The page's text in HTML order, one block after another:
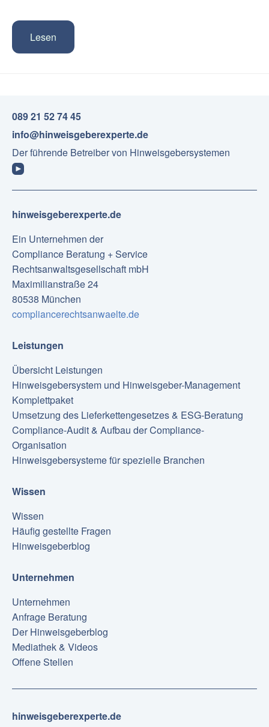
Lesen
089 21 52 74 45
info@hinweisgeberexperte.de
Der führende Betreiber von Hinweisgebersystemen
hinweisgeberexperte.de
Ein Unternehmen der
Compliance Beratung + Service
Rechtsanwaltsgesellschaft mbH
Maximilianstraße 24
80538 München
compliancerechtsanwaelte.de
Leistungen
Übersicht Leistungen
Hinweisgebersystem und Hinweisgeber-Management
Komplettpaket
Umsetzung des Lieferkettengesetzes & ESG-Beratung
Compliance-Audit & Aufbau der Compliance-
Organisation
Hinweisgebersysteme für spezielle Branchen
Wissen
Wissen
Häufig gestellte Fragen
Hinweisgeberblog
Unternehmen
Unternehmen
Anfrage Beratung
Der Hinweisgeberblog
Mediathek & Videos
Offene Stellen
hinweisgeberexperte.de